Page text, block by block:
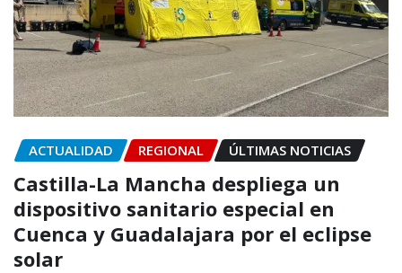
ACTUALIDAD REGIONAL ÚLTIMAS NOTICIAS
Castilla-La Mancha despliega un
dispositivo sanitario especial en
Cuenca y Guadalajara por el eclipse
solar